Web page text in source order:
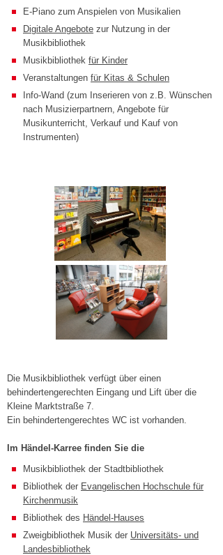
E-Piano zum Anspielen von Musikalien
Digitale Angebote zur Nutzung in der
Musikbibliothek
Musikbibliothek für Kinder
Veranstaltungen für Kitas & Schulen
Info-Wand (zum Inserieren von z.B. Wünschen
nach Musizierpartnern, Angebote für
Musikunterricht, Verkauf und Kauf von
Instrumenten)
Die Musikbibliothek verfügt über einen
behindertengerechten Eingang und Lift über die
Kleine Marktstraße 7.
Ein behindertengerechtes WC ist vorhanden.
Im Händel-Karree finden Sie die
Musikbibliothek der Stadtbibliothek
Bibliothek der Evangelischen Hochschule für
Kirchenmusik
Bibliothek des Händel-Hauses
Zweigbibliothek Musik der Universitäts- und
Landesbibliothek